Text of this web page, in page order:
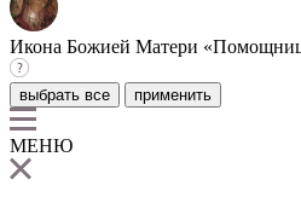
Икона Божией Матери
выбрать все применить
МЕНЮ